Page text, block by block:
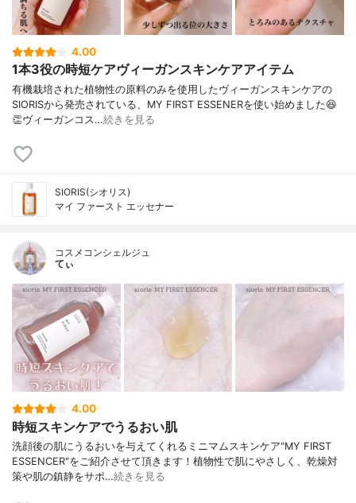
4.00
1本3役の時短ケアヴィーガンスキンケアアイテム
有機栽培された植物性の原料のみを使用したヴィーガンスキンケアの
SIORISから発売されている、MY FIRST ESSENERを使い始めました😆
👏ヴィーガンコス…続きを見る
SIORIS(シオリス)
マイ ファースト エッセナー
コスメコンシェルジュ
てぃ
4.00
時短スキンケアでうるおい肌
洗顔後の肌にうるおいを与えてくれるミニマムスキンケア"MY FIRST
ESSENCER"をご紹介させて頂きます！植物性で肌にやさしく、乾燥対
策や肌の鎮静をサポ…続きを見る